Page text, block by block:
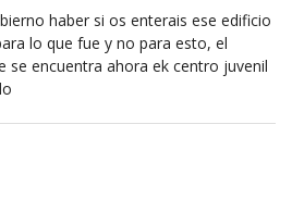
haber si os enterais ese edificio
lo que fue y no para esto, el
se encuentra ahora ek centro juvenil